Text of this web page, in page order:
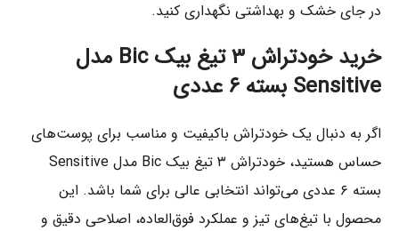
در جای خشک و بهداشتی نگهداری کنید.
خرید خودتراش ۳ تیغ بیک Bic مدل
Sensitive بسته ۶ عددی
اگر به دنبال یک خودتراش باکیفیت و مناسب برای پوست‌های
حساس هستید، خودتراش ۳ تیغ بیک Bic مدل Sensitive
بسته ۶ عددی می‌تواند انتخابی عالی برای شما باشد. این
محصول با تیغ‌های تیز و عملکرد فوق‌العاده، اصلاحی دقیق و